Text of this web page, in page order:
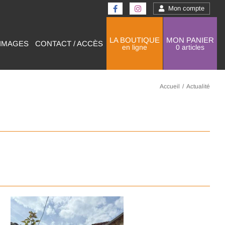
Mon compte
CONTACT / ACCÈS LA BOUTIQUE
en ligne
MON PANIER
0 articles
Accueil / Actualité